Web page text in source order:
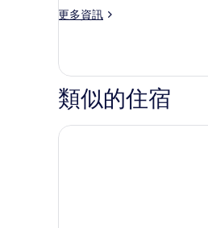
的
相
片
景
情
所
相
片
更多資訊
更
房
的
詳
情
類似的住宿
御品王朝旅店